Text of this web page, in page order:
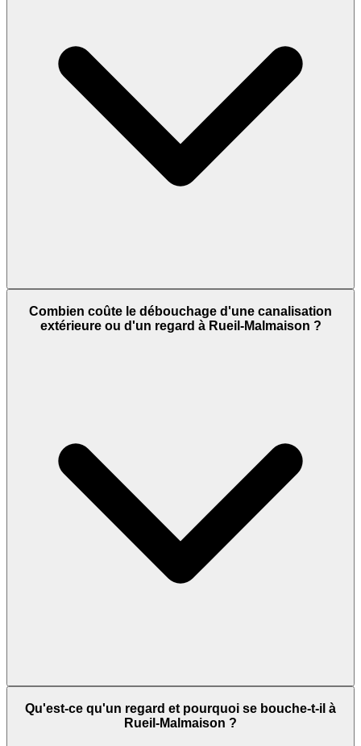
Combien coûte le débouchage d'une canalisation
extérieure ou d'un regard à Rueil-Malmaison ?
Qu'est-ce qu'un regard et pourquoi se bouche-t-il à
Rueil-Malmaison ?